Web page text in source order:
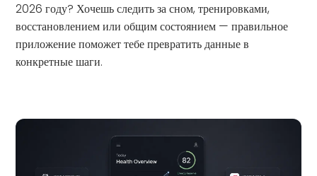
2026 году? Хочешь следить за сном, тренировками,
восстановлением или общим состоянием — правильное
приложение поможет тебе превратить данные в
конкретные шаги.